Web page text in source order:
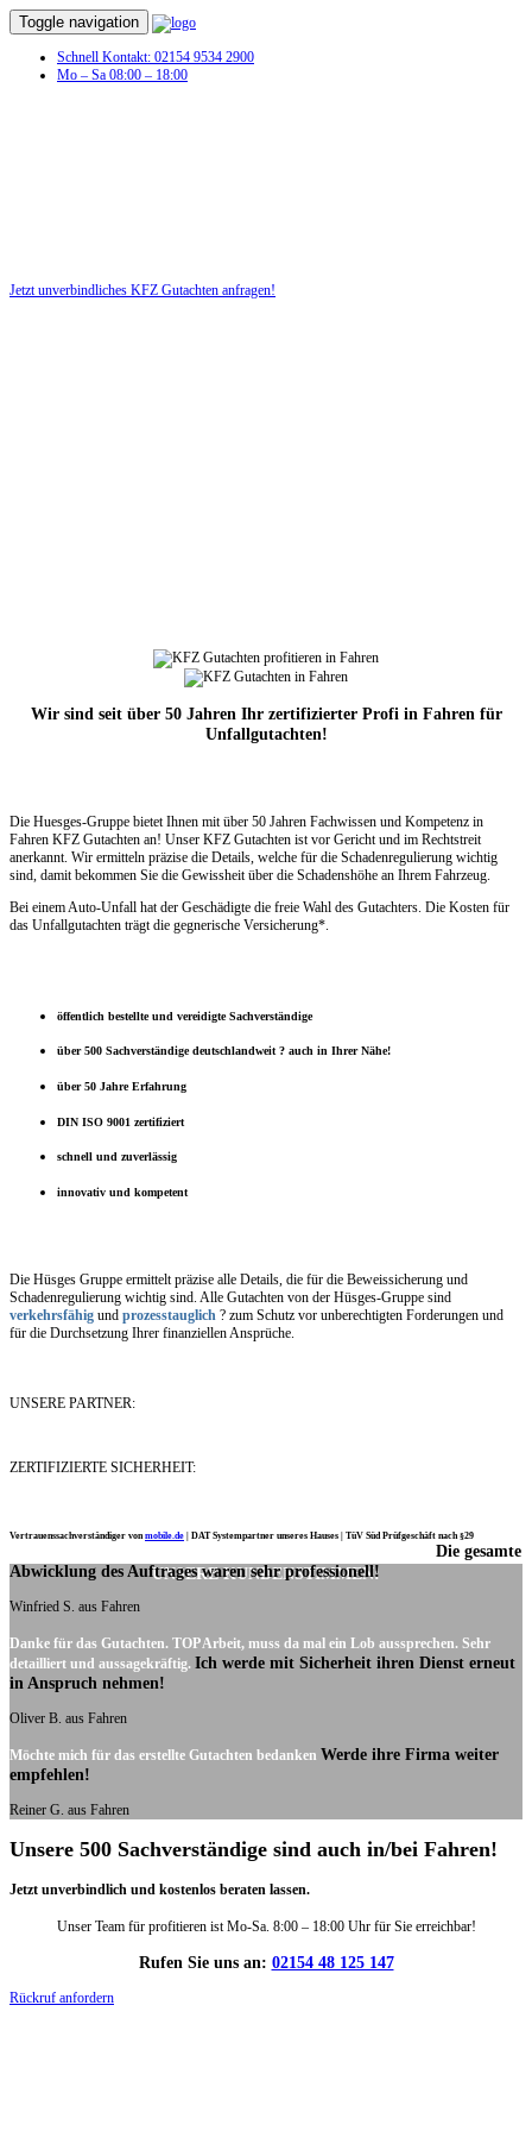
Toggle navigation
Schnell Kontakt: 02154 9534 2900
Mo – Sa 08:00 – 18:00
Jetzt unverbindliches KFZ Gutachten anfragen!
Wir sind seit über 50 Jahren Ihr zertifizierter Profi in Fahren für
Unfallgutachten!
Die Huesges-Gruppe bietet Ihnen mit über 50 Jahren Fachwissen und Kompetenz in
Fahren KFZ Gutachten an! Unser KFZ Gutachten ist vor Gericht und im Rechtstreit
anerkannt. Wir ermitteln präzise die Details, welche für die Schadenregulierung wichtig
sind, damit bekommen Sie die Gewissheit über die Schadenshöhe an Ihrem Fahrzeug.
Bei einem Auto-Unfall hat der Geschädigte die freie Wahl des Gutachters. Die Kosten für
das Unfallgutachten trägt die gegnerische Versicherung*.
öffentlich bestellte und vereidigte Sachverständige
über 500 Sachverständige deutschlandweit ? auch in Ihrer Nähe!
über 50 Jahre Erfahrung
DIN ISO 9001 zertifiziert
schnell und zuverlässig
innovativ und kompetent
Die Hüsges Gruppe ermittelt präzise alle Details, die für die Beweissicherung und
Schadenregulierung wichtig sind. Alle Gutachten von der Hüsges-Gruppe sind
verkehrsfähig und prozesstauglich ? zum Schutz vor unberechtigten Forderungen und
für die Durchsetzung Ihrer finanziellen Ansprüche.
UNSERE PARTNER:
ZERTIFIZIERTE SICHERHEIT:
Vertrauenssachverständiger vonmobile.de DAT Systempartner unseres Hauses | TüV Süd Prüfgeschäft nach §29
UNSERE KUNDENSTIMMEN:
Die gesamte
Abwicklung des Auftrages waren sehr professionell!
Winfried S. aus Fahren
Danke für das Gutachten. TOP Arbeit, muss da mal ein Lob aussprechen. Sehr
detailliert und aussagekräftig. Ich werde mit Sicherheit ihren Dienst erneut
in Anspruch nehmen!
Oliver B. aus Fahren
Möchte mich für das erstellte Gutachten bedanken Werde ihre Firma weiter
empfehlen!
Reiner G. aus Fahren
Unsere 500 Sachverständige sind auch in/bei Fahren!
Jetzt unverbindlich und kostenlos beraten lassen.
Unser Team für profitieren ist Mo-Sa. 8:00 – 18:00 Uhr für Sie erreichbar!
Rufen Sie uns an: 02154 48 125 147
Rückruf anfordern